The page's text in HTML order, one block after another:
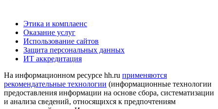
Этика и комплаенс
Оказание услуг
Использование сайтов
Защита персональных данных
ИТ аккредитация
На информационном ресурсе hh.ru применяются
рекомендательные технологии (информационные технологии
предоставления информации на основе сбора, систематизации
и анализа сведений, относящихся к предпочтениям